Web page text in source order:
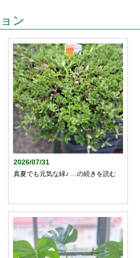
ン
2026/07/31
真夏でも元気な緑♪ ...の続きを読む